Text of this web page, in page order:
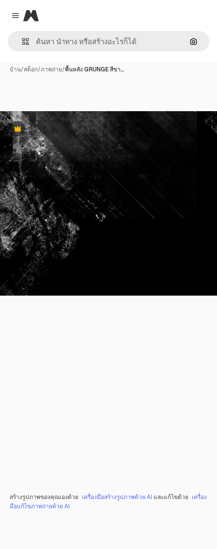
Close menu
Magnific
ค้นหา
บ้าน/สต็อก/ภาพถ่าย/พื้นหลัง GRUNGE สีขา…
พรีเมี่ยม
สร้างรูปภาพของคุณเองด้วย เครื่องมือสร้างรูปภาพด้วย AI และแก้ไขด้วย เครื่อง
มือแก้ไขภาพถ่ายด้วย AI